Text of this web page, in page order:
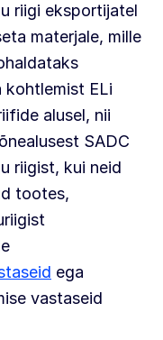
riigi eksportijatel
materjale, mille
kohtlemist ELi
alusel, nii
SADC
riigist, kui neid
tootes,
ega
vastaseid